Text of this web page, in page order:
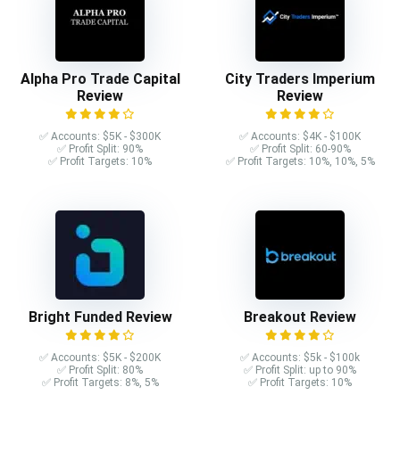
Alpha Pro Trade Capital
Review
✅ Accounts: $5K - $300K
✅ Profit Split: 90%
✅ Profit Targets: 10%
City Traders Imperium
Review
✅ Accounts: $4K - $100K
✅ Profit Split: 60-90%
✅ Profit Targets: 10%, 10%, 5%
Bright Funded Review
✅ Accounts: $5K - $200K
✅ Profit Split: 80%
✅ Profit Targets: 8%, 5%
Breakout Review
✅ Accounts: $5k - $100k
✅ Profit Split: up to 90%
✅ Profit Targets: 10%